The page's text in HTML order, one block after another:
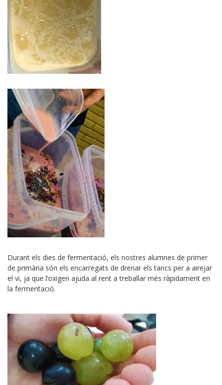
Durant els dies de fermentació, els nostres alumnes de primer
de primària són els encarregats de drenar els tancs per a airejar
el vi, ja que l’oxigen ajuda al rent a treballar més ràpidament en
la fermentació.